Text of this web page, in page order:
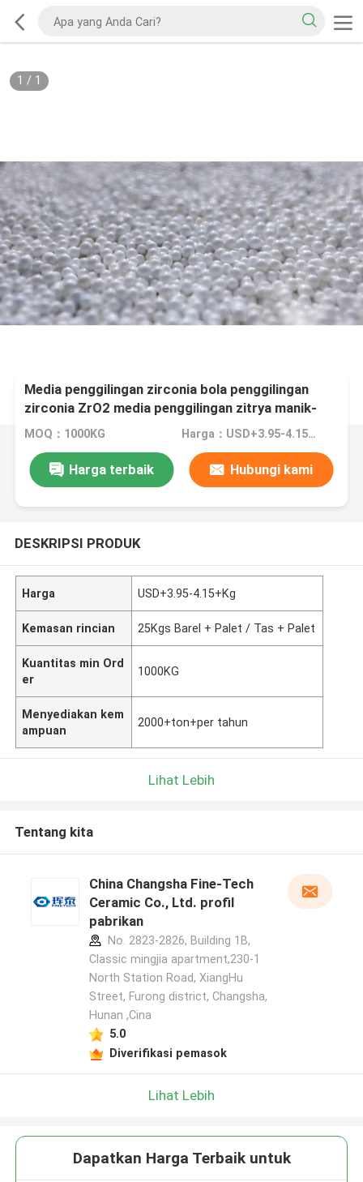
1 / 1
Media penggilingan zirconia bola penggilingan
zirconia ZrO2 media penggilingan zitrya manik-
manik zirconia stabil
MOQ：1000KG Harga：USD+3.95-4.15+Kg
Harga terbaik Hubungi kami
DESKRIPSI PRODUK
Harga USD+3.95-4.15+Kg
Kemasan rincian 25Kgs Barel + Palet / Tas + Palet
Kuantitas min Ord
er
1000KG
Menyediakan kem
ampuan
2000+ton+per tahun
Lihat Lebih
Tentang kita
China Changsha Fine-Tech
Ceramic Co., Ltd. profil
pabrikan
No. 2823-2826, Building 1B,
Classic mingjia apartment,230-1
North Station Road, XiangHu
Street, Furong district, Changsha,
Hunan ,Cina
5.0
Diverifikasi pemasok
Lihat Lebih
Dapatkan Harga Terbaik untuk